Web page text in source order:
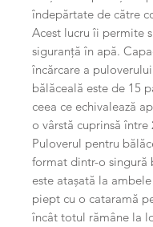
îndepărtate de către
Acest lucru îi permite
siguranță în apă.
încărcare a
bălăceală este de 15
ceea ce echivalează
o vârstă cuprinsă între
Puloverul pentru
format dintr-o singură
este atașată la
piept cu o cataramă
încât totul rămâne la